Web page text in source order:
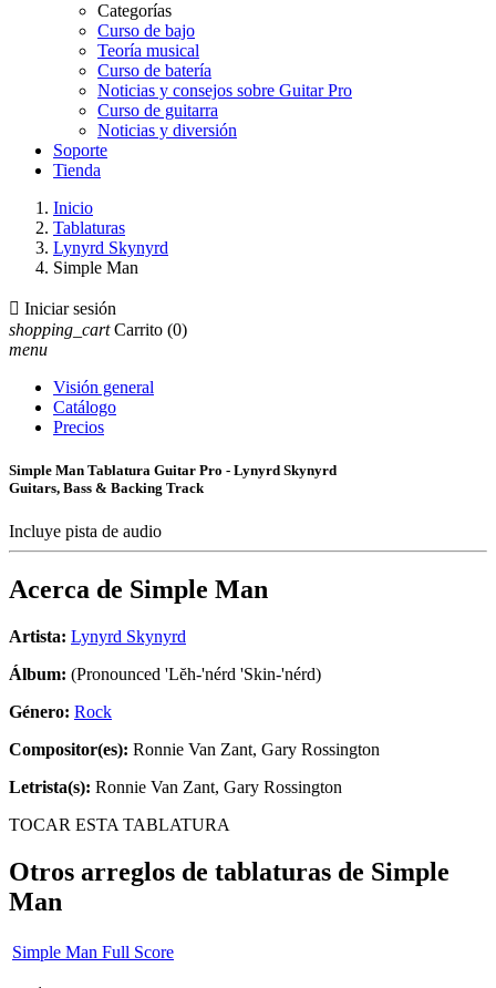
Categorías
Curso de bajo
Teoría musical
Curso de batería
Noticias y consejos sobre Guitar Pro
Curso de guitarra
Noticias y diversión
Soporte
Tienda
Inicio
Tablaturas
Lynyrd Skynyrd
Simple Man
 Iniciar sesión
shopping_cart Carrito (0)
menu
Visión general
Catálogo
Precios
Simple Man Tablatura Guitar Pro - Lynyrd Skynyrd
Guitars, Bass & Backing Track
Incluye pista de audio
Acerca de Simple Man
Artista: Lynyrd Skynyrd
Álbum: (Pronounced 'Lĕh-'nérd 'Skin-'nérd)
Género: Rock
Compositor(es): Ronnie Van Zant, Gary Rossington
Letrista(s): Ronnie Van Zant, Gary Rossington
TOCAR ESTA TABLATURA
Otros arreglos de tablaturas de Simple
Man
Simple Man Full Score